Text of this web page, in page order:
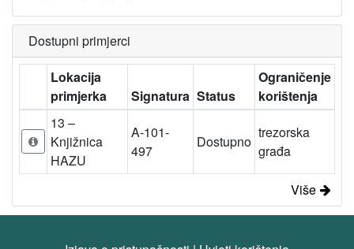
Dostupni primjerci
Lokacija
primjerka
Signatura Status
Ograničenje
korištenja
13 –
Knjižnica
HAZU
A-101-
497
Dostupno
trezorska
građa
Više